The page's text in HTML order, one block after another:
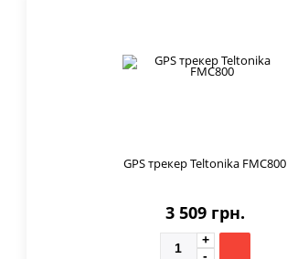
GPS трекер Teltonika FMC800
3 509 грн.